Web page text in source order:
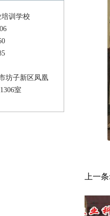
训学校
坊子新区凤凰
室
上一条: